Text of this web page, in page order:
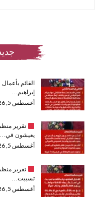
القائم
إبراهيم…
أغسطس 5, 2026
تقرير
يعيشون في…
أغسطس 5, 2026
تقرير
تسببت…
أغسطس 5, 2026